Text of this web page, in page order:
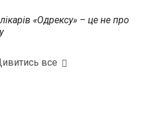
«Одрексу» – це не про
все